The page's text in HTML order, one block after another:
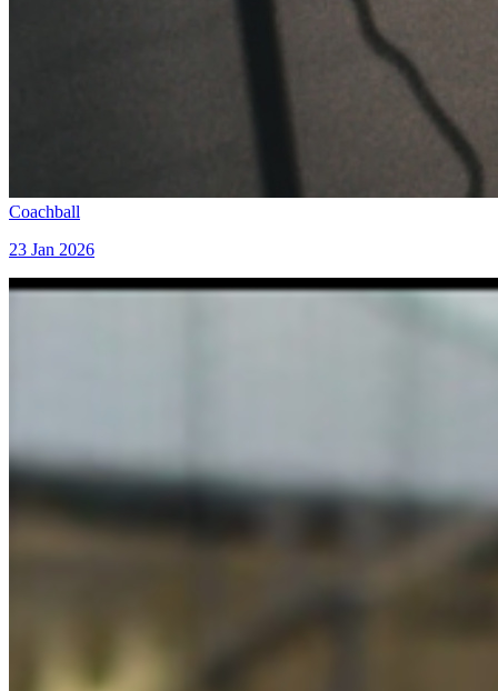
Coachball
23 Jan 2026